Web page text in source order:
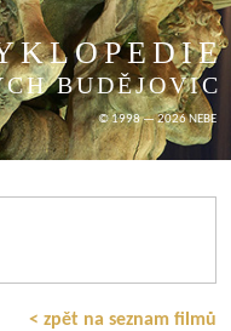
BUDĚJOVIC
© 1998 — 2026 NEBE
< zpět na seznam filmů